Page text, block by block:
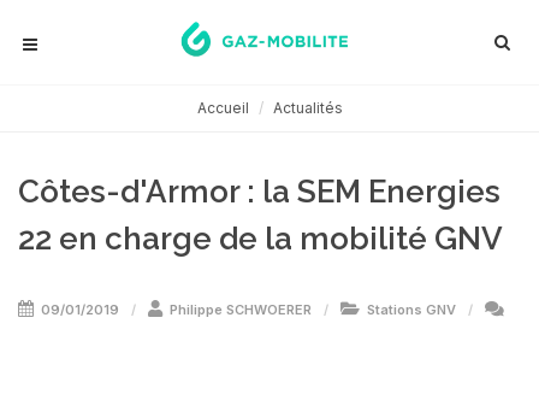
Accueil Actualités
Côtes-d'Armor : la SEM Energies
22 en charge de la mobilité GNV
09/01/2019 Philippe SCHWOERER Stations GNV